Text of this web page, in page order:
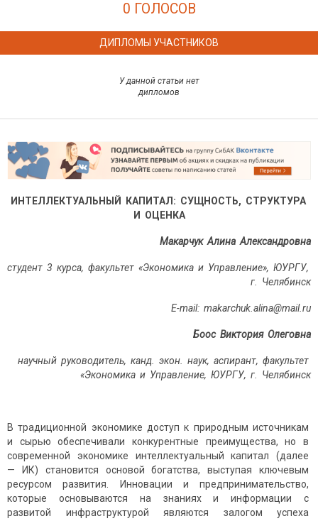
0 ГОЛОСОВ
ДИПЛОМЫ УЧАСТНИКОВ
У данной статьи нет
дипломов
ИНТЕЛЛЕКТУАЛЬНЫЙ КАПИТАЛ: СУЩНОСТЬ, СТРУКТУРА
И ОЦЕНКА
Макарчук Алина Александровна
студент 3 курса, факультет «Экономика и Управление», ЮУРГУ,
г. Челябинск
E-mail: makarchuk alina@mail.ru
Боос Виктория Олеговна
научный руководитель, канд. экон. наук, аспирант, факультет
«Экономика и Управление, ЮУРГУ, г. Челябинск
В традиционной экономике доступ к природным источникам
и сырью обеспечивали конкурентные преимущества, но в
современной экономике интеллектуальный капитал (далее
— ИК) становится основой богатства, выступая ключевым
ресурсом развития. Инновации и предпринимательство,
которые основываются на знаниях и информации с
развитой инфраструктурой являются залогом успеха